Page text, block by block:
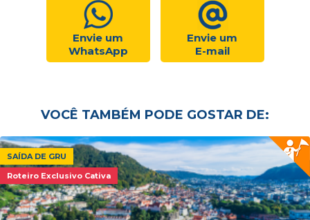
Envie um
WhatsApp
Envie um
E-mail
VOCÊ TAMBÉM PODE GOSTAR DE:
SAÍDA DE GRU
Roteiro Exclusivo Cativa